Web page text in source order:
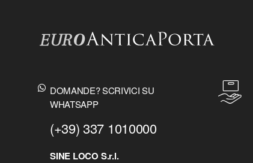
DOMANDE? SCRIVICI SU
WHATSAPP
(+39) 337 1010000
SINE LOCO S.r.l.